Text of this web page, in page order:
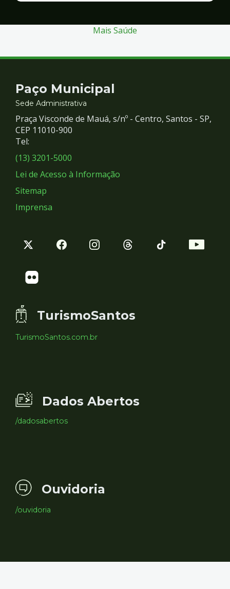
Segurança
Mais Saúde
Contato
e
Redes
Sociais
Paço Municipal
Sede Administrativa
Praça Visconde de Mauá, s/nº - Centro, Santos - SP,
CEP 11010-900
Tel:
(13) 3201-5000
Lei de Acesso à Informação
Sitemap
Imprensa
TurismoSantos
TurismoSantos.com.br
Dados Abertos
/dadosabertos
Ouvidoria
/ouvidoria